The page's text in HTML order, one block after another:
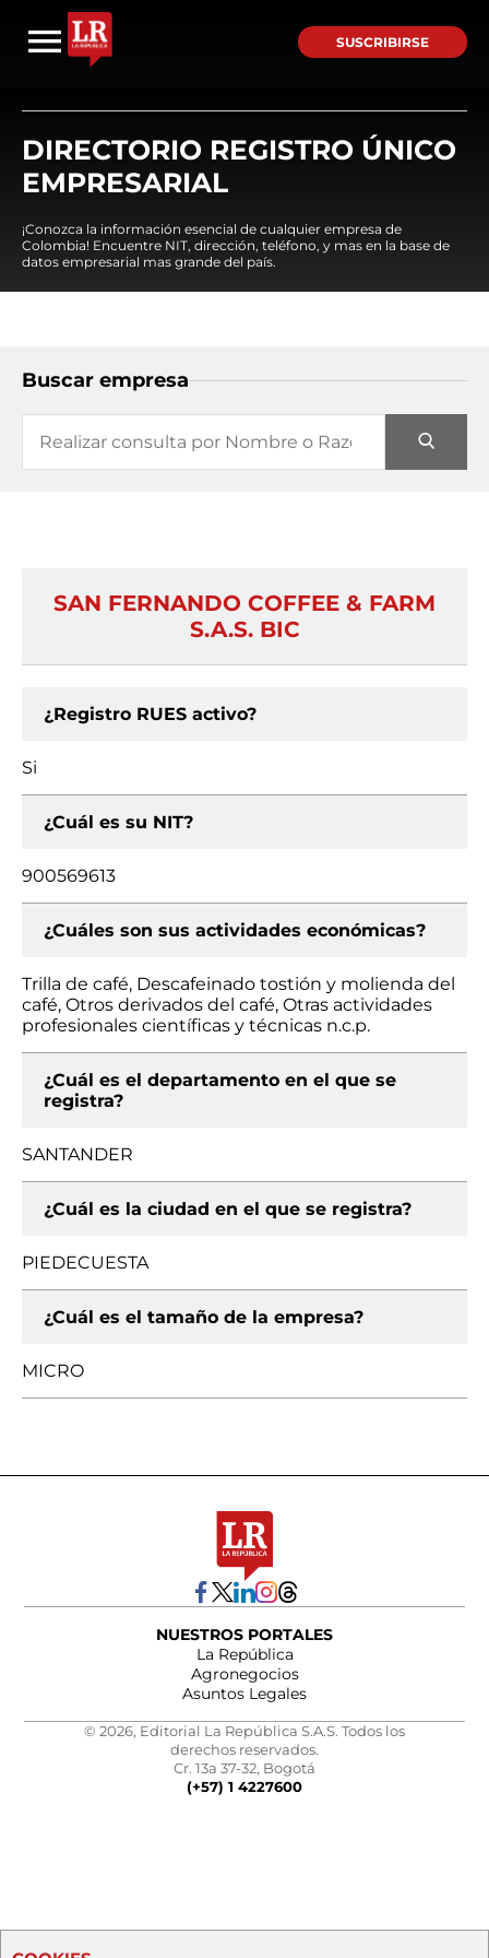
SUSCRIBIRSE
DIRECTORIO REGISTRO ÚNICO
EMPRESARIAL
¡Conozca la información esencial de cualquier empresa de
Colombia! Encuentre NIT, dirección, teléfono, y mas en la base de
datos empresarial mas grande del país.
Buscar empresa
SAN FERNANDO COFFEE & FARM
S.A.S. BIC
¿Registro RUES activo?
Si
¿Cuál es su NIT?
900569613
¿Cuáles son sus actividades económicas?
Trilla de café, Descafeinado tostión y molienda del
café, Otros derivados del café, Otras actividades
profesionales científicas y técnicas n.c.p.
¿Cuál es el departamento en el que se
registra?
SANTANDER
¿Cuál es la ciudad en el que se registra?
PIEDECUESTA
¿Cuál es el tamaño de la empresa?
MICRO
NUESTROS PORTALES
La República
Agronegocios
Asuntos Legales
© 2026, Editorial La República S.A.S. Todos los
derechos reservados.
Cr. 13a 37-32, Bogotá
(+57) 1 4227600